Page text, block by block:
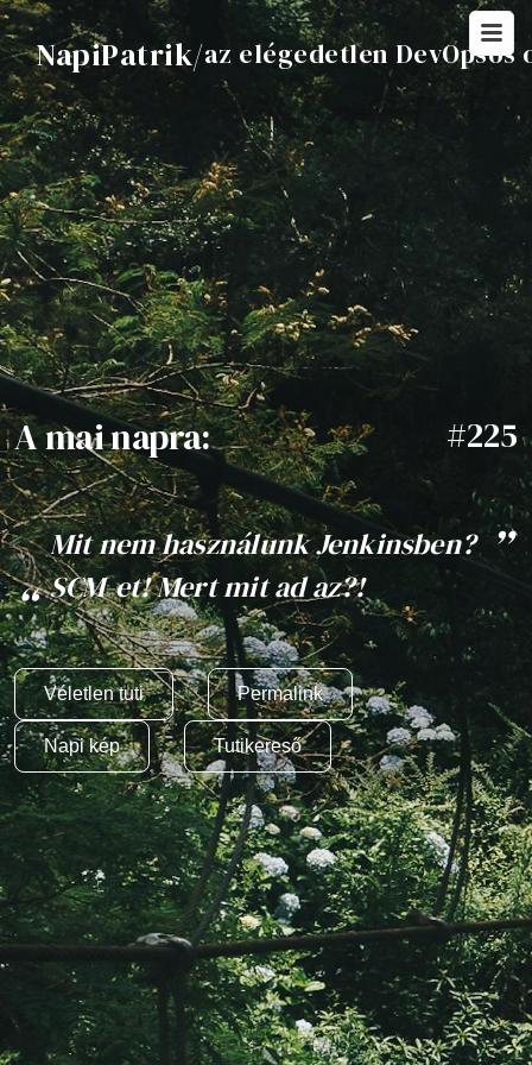
NapiPatrik/az elégedetlen DevOpsos
#225
A mai napra:
Mit nem használunk Jenkinsben?
SCM-et! Mert mit ad az?!
Véletlen tuti Permalink
Napi kép Tutikereső